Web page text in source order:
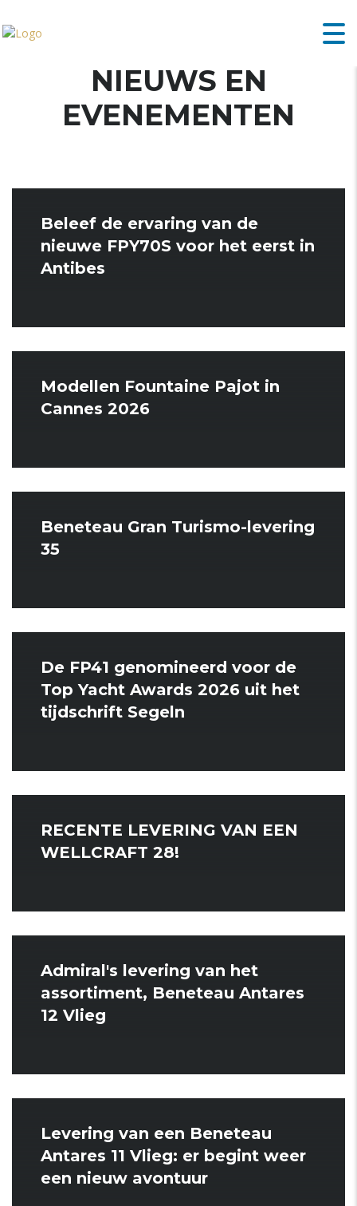
NIEUWS EN
EVENEMENTEN
Beleef de ervaring van de
nieuwe FPY70S voor het eerst in
Antibes
Modellen Fountaine Pajot in
Cannes 2026
Beneteau Gran Turismo-levering
35
De FP41 genomineerd voor de
Top Yacht Awards 2026 uit het
tijdschrift Segeln
RECENTE LEVERING VAN EEN
WELLCRAFT 28!
Admiral's levering van het
assortiment, Beneteau Antares
12 Vlieg
Levering van een Beneteau
Antares 11 Vlieg: er begint weer
een nieuw avontuur